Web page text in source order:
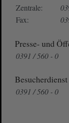
Zentrale:
Fax:
Presse- und
0391 / 560 - 0
Besucherdienst
0391 / 560 - 0